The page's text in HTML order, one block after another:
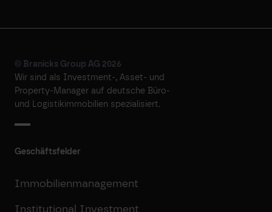
© Branicks Group AG 2026
Wir sind als ­Investment-, ­Asset- und
­Property-Manager auf deutsche ­Büro-
und Logistikimmobilien spezialisiert.
Geschäftsfelder
Immobilienmanagement
Institutional Investment